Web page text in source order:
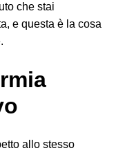
che stai
e questa è la cosa
allo stesso